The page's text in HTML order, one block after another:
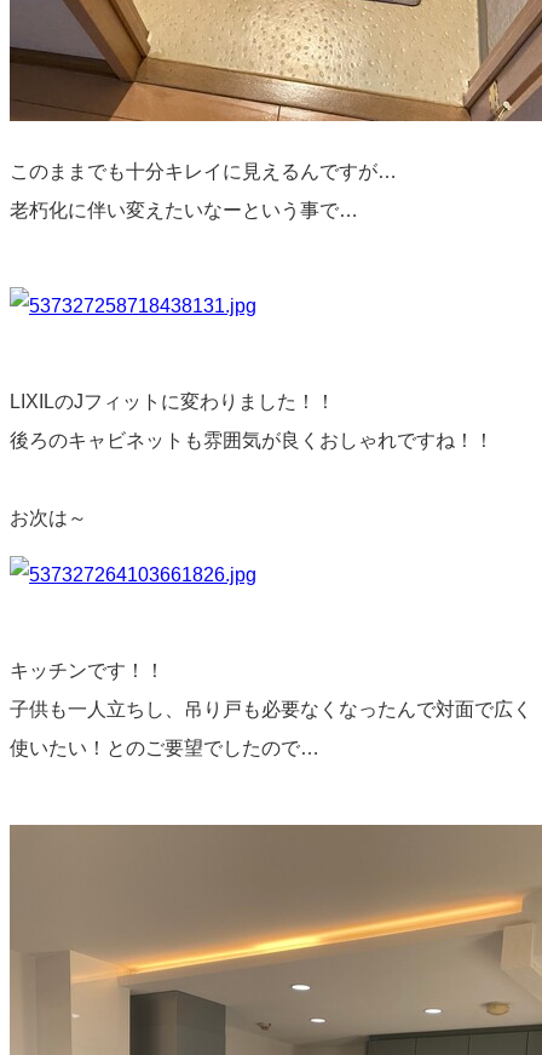
このままでも十分キレイに見えるんですが…
老朽化に伴い変えたいなーという事で…
LIXILのJフィットに変わりました！！
後ろのキャビネットも雰囲気が良くおしゃれですね！！
お次は～
キッチンです！！
子供も一人立ちし、吊り戸も必要なくなったんで対面で広く
使いたい！とのご要望でしたので…